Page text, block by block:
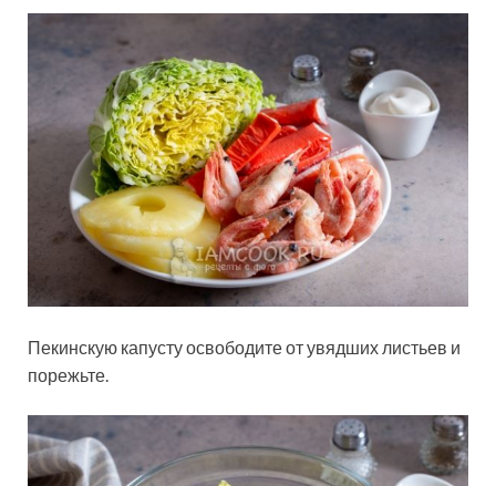
Пекинскую капусту освободите от увядших листьев и
порежьте.